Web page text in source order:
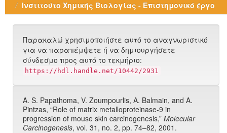
Ινστιτούτο Χημικής Βιολογίας - Επιστημονικό έργο
Παρακαλώ χρησιμοποιήστε αυτό το αναγνωριστικό
για να παραπέμψετε ή να δημιουργήσετε
σύνδεσμο προς αυτό το τεκμήριο:
https://hdl.handle.net/10442/2931
A. S. Papathoma, V. Zoumpourlis, A. Balmain, and A.
Pintzas, “Role of matrix metalloproteinase-9 in
progression of mouse skin carcinogenesis,” Molecular
Carcinogenesis, vol. 31, no. 2, pp. 74–82, 2001.